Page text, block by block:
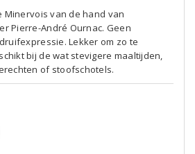
Minervois van de hand van
Pierre-André Ournac. Geen
Lekker om zo te
bij de wat stevigere maaltijden,
of stoofschotels.